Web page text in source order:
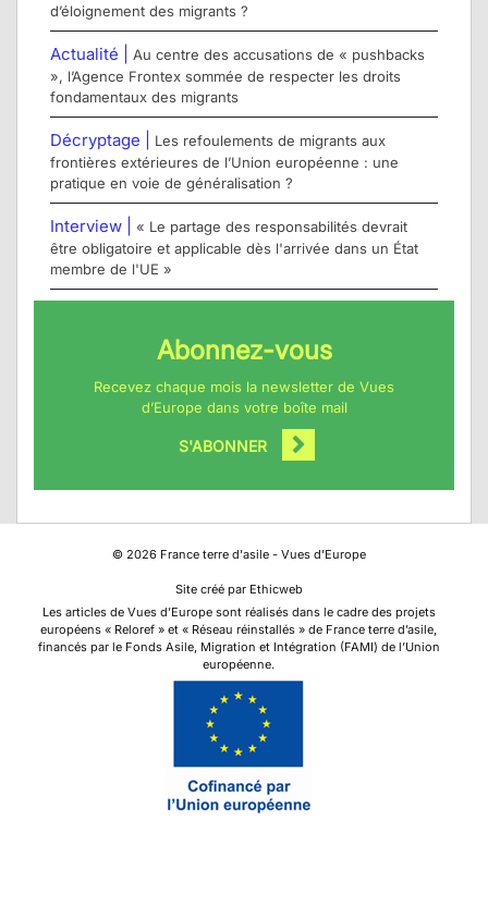
d’éloignement des migrants ?
Actualité | Au centre des accusations de « pushbacks
», l’Agence Frontex sommée de respecter les droits
fondamentaux des migrants
Décryptage |
Les refoulements de migrants aux
frontières extérieures de l’Union européenne : une
pratique en voie de généralisation ?
Interview |
« Le partage des responsabilités devrait
être obligatoire et applicable dès l'arrivée dans un État
membre de l'UE »
Abonnez-vous
Recevez chaque mois la newsletter de Vues
d’Europe dans votre boîte mail
S'ABONNER
© 2026France terre d'asile - Vues d'Europe
Site créé par Ethicweb
Les articles de Vues d’Europe sont réalisés dans le cadre des projets
européens « Reloref » et « Réseau réinstallés » de France terre d’asile,
financés par le Fonds Asile, Migration et Intégration (FAMI) de l’Union
européenne.